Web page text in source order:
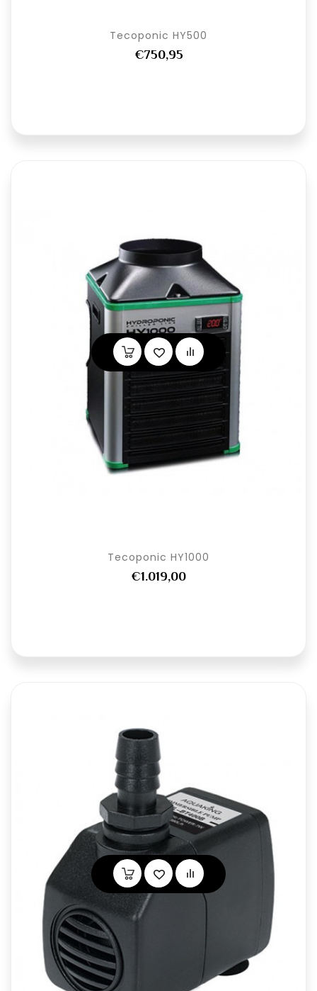
Tecoponic HY500
€750,95
Tecoponic HY1000
€1.019,00